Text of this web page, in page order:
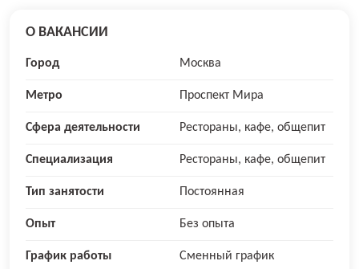
О ВАКАНСИИ
Город Москва
Метро Проспект Мира
Сфера деятельности Рестораны, кафе, общепит
Специализация Рестораны, кафе, общепит
Тип занятости Постоянная
Опыт Без опыта
График работы Сменный график